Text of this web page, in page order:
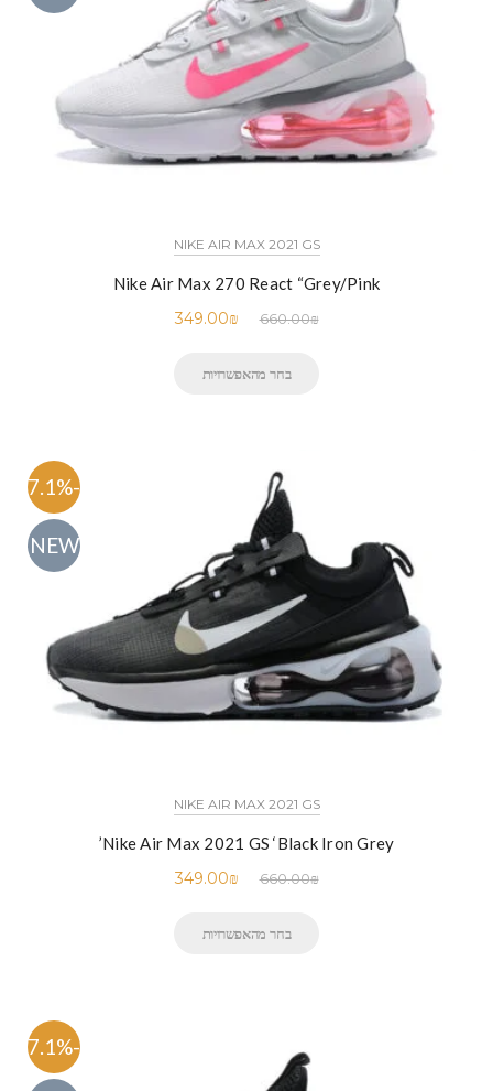
NIKE AIR MAX 2021 GS
Nike Air Max 270 React “Grey/Pink
660.00₪
349.00₪
בחר מהאפשרויות
-47.1%
NEW
NIKE AIR MAX 2021 GS
Nike Air Max 2021 GS ‘Black Iron Grey’
660.00₪
349.00₪
בחר מהאפשרויות
-47.1%